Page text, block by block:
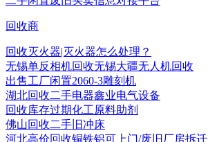
回收商
回收灭火器|灭火器怎么处理？
无锡单反相机回收无锡大疆无人机回收
出售工厂闲置2060-3雕刻机
湖北回收二手电器鑫业电气设备
回收库存过期化工原料助剂
佛山回收二手旧冲床
河北高价回收铜铁铝可上门/废旧厂房拆迁